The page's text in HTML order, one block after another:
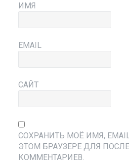
ИМЯ
EMAIL
САЙТ
СОХРАНИТЬ МОЁ ИМЯ,
ЭТОМ БРАУЗЕРЕ ДЛЯ
КОММЕНТАРИЕВ.